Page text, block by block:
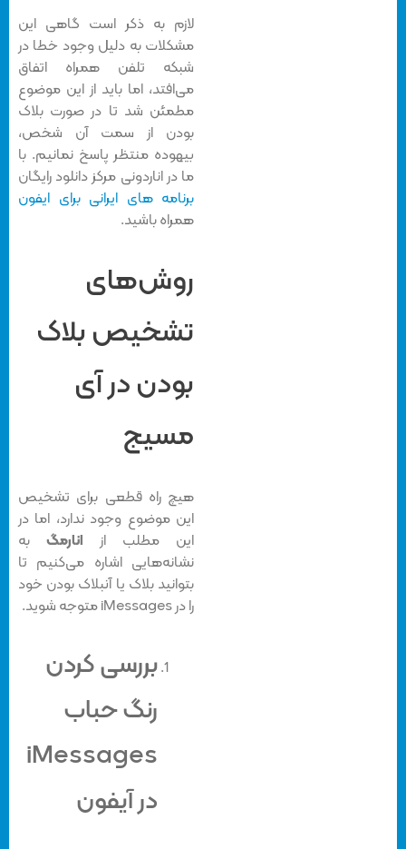
لازم به ذکر است گاهی این
مشکلات به دلیل وجود خطا در
شبکه تلفن همراه اتفاق
می‌افتد، اما باید از این موضوع
مطمئن شد تا در صورت بلاک
بودن از سمت آن شخص،
بیهوده منتظر پاسخ نمانیم. با
ما در اناردونی مرکز دانلود رایگان
برنامه های ایرانی برای ایفون
همراه باشید.
روش‌های
تشخیص بلاک
بودن در آی
مسیج
هیچ راه قطعی برای تشخیص
این موضوع وجود ندارد، اما در
این مطلب از
انارمگبه
نشانه‌هایی اشاره می‌کنیم تا
بتوانید بلاک یا آنبلاک بودن خود
بررسی کردن
رنگ حباب
iMessages
در آیفون